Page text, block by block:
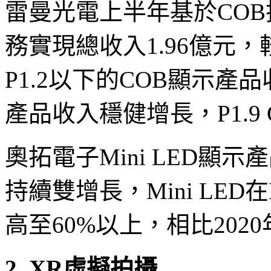
雷曼光電上半年基於
務實現總收入1.96億元，
P1.2以下的COB顯示產
產品收入穩健增長，
奧拓電子Mini LED顯示
持續雙增長，Mini LED
高至60%以上，相比